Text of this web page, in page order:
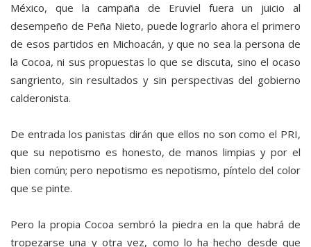
México, que la campaña de Eruviel fuera un juicio al
desempeño de Peña Nieto, puede lograrlo ahora el primero
de esos partidos en Michoacán, y que no sea la persona de
la Cocoa, ni sus propuestas lo que se discuta, sino el ocaso
sangriento, sin resultados y sin perspectivas del gobierno
calderonista.
De entrada los panistas dirán que ellos no son como el PRI,
que su nepotismo es honesto, de manos limpias y por el
bien común; pero nepotismo es nepotismo, píntelo del color
que se pinte.
Pero la propia Cocoa sembró la piedra en la que habrá de
tropezarse una y otra vez, como lo ha hecho desde que